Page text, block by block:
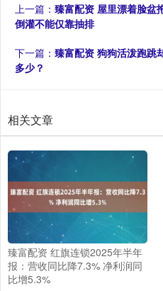
上一篇： 臻富配资 屋里漂着脸盆
倒灌不能仅靠抽排
下一篇： 臻富配资 狗狗活泼跑跳
多少？
相关文章
臻富配资 红旗连锁2025年半年
报：营收同比降7.3% 净利润同
比增5.3%